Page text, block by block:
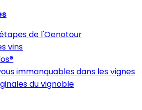
de l'Oenotour
vins
immanquables dans les vignes
du vignoble